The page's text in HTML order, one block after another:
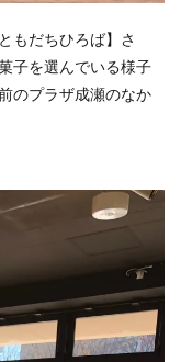
もだちひろば】さ
子を選んでいる様子
のプラザ成瀬のなか